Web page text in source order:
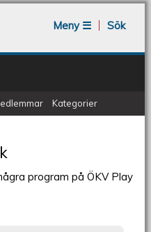
Meny ☰
Sök
Kategorier
program på ÖKV Play